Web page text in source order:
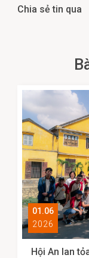
Chia sẻ tin qua
01.06
2026
Hội An lan